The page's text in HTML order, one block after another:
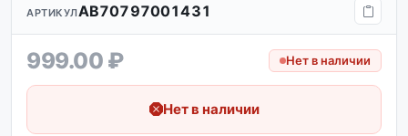
АРТИКУЛAB70797001431
999.00 ₽ Нет в наличии
Нет в наличии